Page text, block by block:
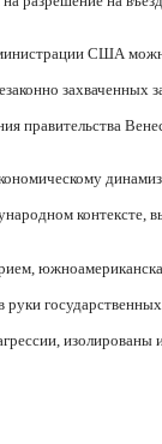
США
правительства
контексте,
руки
изолированы